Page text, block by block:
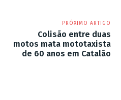
PRÓXIMO ARTIGO
Colisão entre duas
motos mata mototaxista
de 60 anos em Catalão